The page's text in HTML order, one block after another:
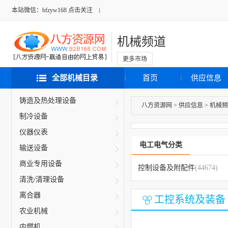
本站微信：bfzyw168 点击关注
机械频道
更多市场
全部机械目录 首页 供应信息
铸造及热处理设备
制冷设备
仪器仪表
输送设备
商业专用设备
清洗/清理设备
离合器
农业机械
八方资源网 > 供应信息 > 机械
电工电气分类
控制设备及附配件(44674)
工控系统及装备